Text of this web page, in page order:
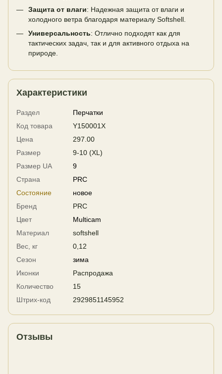
Защита от влаги: Надежная защита от влаги и
холодного ветра благодаря материалу Softshell.
Универсальность: Отлично подходят как для
тактических задач, так и для активного отдыха на
природе.
Характеристики
Раздел
Перчатки
Код товара
Y150001X
Цена
297.00
Размер
9-10 (XL)
Размер UA
9
Страна
PRC
Состояние
новое
Бренд
PRC
Цвет
Multicam
Материал
softshell
Вес, кг
0,12
Сезон
зима
Иконки
Распродажа
Количество
15
Штрих-код
2929851145952
Отзывы